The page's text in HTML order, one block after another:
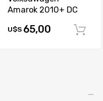
Comprar
Amarok 2010+ DC
U$S 65,00